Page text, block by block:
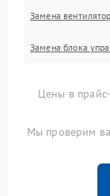
Замена
Замена блока
Цены в
Мы проверим